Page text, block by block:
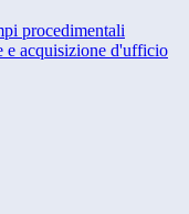
procedimentali
e acquisizione d'ufficio